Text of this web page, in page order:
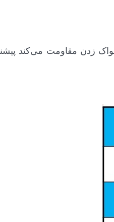
مقاومت می‌کند